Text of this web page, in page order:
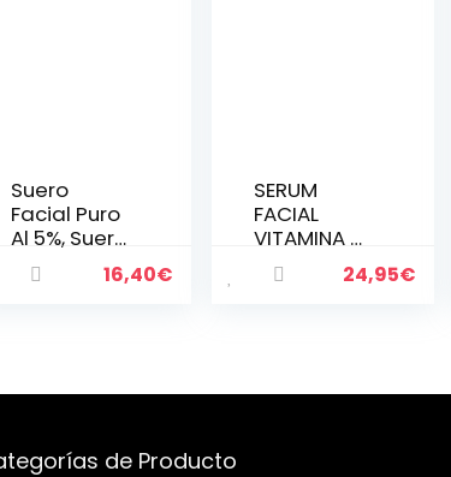
Suero
Facial Puro
Al 5%, Suero
Facial con
Niacinamid
…
16,40€
SERUM
FACIAL
VITAMINA C
Y ÁCIDO
HIALURÓNIC24,95€
de Producto